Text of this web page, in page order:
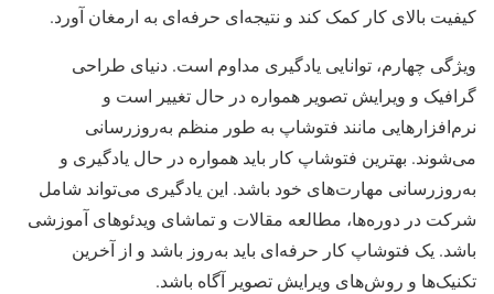
کیفیت بالای کار کمک کند و نتیجه‌ای حرفه‌ای به ارمغان آورد.
ویژگی چهارم، توانایی یادگیری مداوم است. دنیای طراحی
گرافیک و ویرایش تصویر همواره در حال تغییر است و
نرم‌افزارهایی مانند فتوشاپ به طور منظم به‌روزرسانی
می‌شوند. بهترین فتوشاپ کار باید همواره در حال یادگیری و
به‌روزرسانی مهارت‌های خود باشد. این یادگیری می‌تواند شامل
شرکت در دوره‌ها، مطالعه مقالات و تماشای ویدئوهای آموزشی
باشد. یک فتوشاپ کار حرفه‌ای باید به‌روز باشد و از آخرین
تکنیک‌ها و روش‌های ویرایش تصویر آگاه باشد.